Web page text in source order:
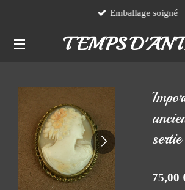
contenu
TEMPS
Emballage soigné
75,00